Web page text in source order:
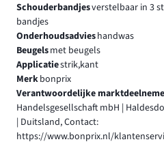
Schouderbandjesverstelbaar in 3
bandjes
Onderhoudsadvieshandwas
Beugelsmet beugels
Applicatiestrik,kant
Merkbonprix
Verantwoordelijke
Handelsgesellschaft mbH |
| Duitsland, Contact:
https://www.bonprix.nl/